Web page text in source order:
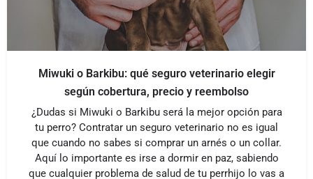
Miwuki o Barkibu: qué seguro veterinario elegir
según cobertura, precio y reembolso
¿Dudas si Miwuki o Barkibu será la mejor opción para
tu perro? Contratar un seguro veterinario no es igual
que cuando no sabes si comprar un arnés o un collar.
Aquí lo importante es irse a dormir en paz, sabiendo
que cualquier problema de salud de tu perrhijo lo vas a